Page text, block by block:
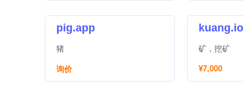
pig.app
猪
询价
kuang.io
矿，挖矿
¥7,000